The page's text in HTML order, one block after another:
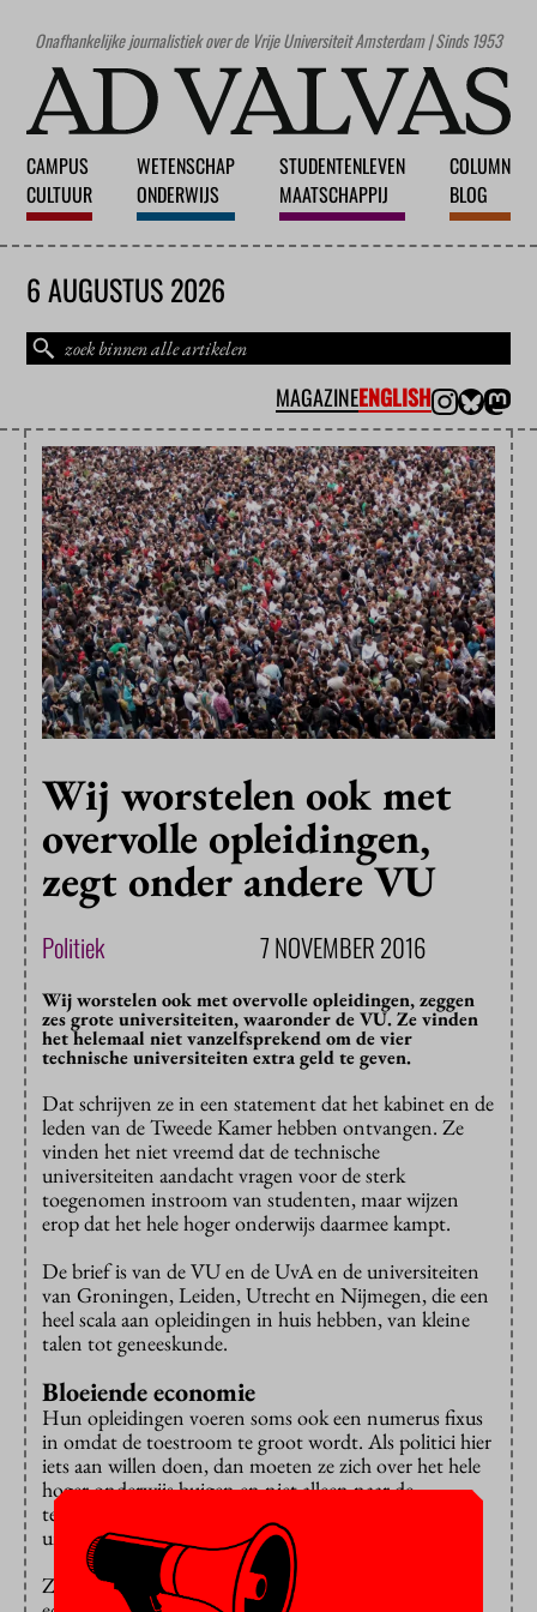
Onafhankelijke journalistiek over de Vrije Universiteit Amsterdam | Sinds 1953
CAMPUS
CULTUUR
WETENSCHAP
ONDERWIJS
STUDENTENLEVEN
MAATSCHAPPIJ
COLUMN
BLOG
6 AUGUSTUS 2026
MAGAZINEENGLISH
Wij worstelen ook met
overvolle opleidingen,
zegt onder andere VU
Politiek 7 NOVEMBER 2016
Wij worstelen ook met overvolle opleidingen, zeggen
zes grote universiteiten, waaronder de VU. Ze vinden
het helemaal niet vanzelfsprekend om de vier
technische universiteiten extra geld te geven.
Dat schrijven ze in een statement dat het kabinet en de
leden van de Tweede Kamer hebben ontvangen. Ze
vinden het niet vreemd dat de technische
universiteiten aandacht vragen voor de sterk
toegenomen instroom van studenten, maar wijzen
erop dat het hele hoger onderwijs daarmee kampt.
De brief is van de VU en de UvA en de universiteiten
van Groningen, Leiden, Utrecht en Nijmegen, die een
heel scala aan opleidingen in huis hebben, van kleine
talen tot geneeskunde.
Bloeiende economie
Hun opleidingen voeren soms ook een numerus fixus
in omdat de toestroom te groot wordt. Als politici hier
iets aan willen doen, dan moeten ze zich over het hele
hoger onderwijs buigen en niet alleen naar de
technische opleidingen kijken, vinden de zes
universiteiten.
Zijn de technische opleidingen belangrijker voor de